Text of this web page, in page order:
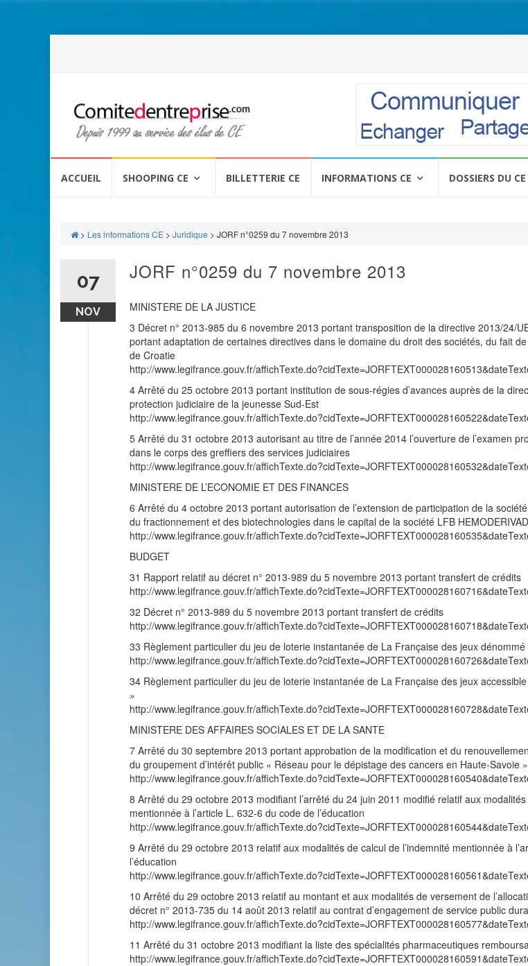
ACCUEIL SHOOPING CE BILLETTERIE CE INFORMATIONS CE DOSSIERS DU CE
> Les informations CE > Juridique > JORF n°0259 du 7 novembre 2013
07
NOV
JORF n°0259 du 7 novembre 2013
MINISTERE DE LA JUSTICE
3 Décret n° 2013-985 du 6 novembre 2013 portant transposition de la directive 2013/24/
portant adaptation de certaines directives dans le domaine du droit des sociétés, du fait
de Croatie
http://www.legifrance.gouv.fr/
4 Arrêté du 25 octobre 2013 portant institution de sous-régies d’avances auprès de la
protection judiciaire de la jeunesse Sud-Est
http://www.legifrance.gouv.fr/
5 Arrêté du 31 octobre 2013 autorisant au titre de l’année 2014 l’ouverture de l’examen
dans le corps des greffiers des services judiciaires
http://www.legifrance.gouv.fr/
MINISTERE DE L’ECONOMIE ET DES FINANCES
6 Arrêté du 4 octobre 2013 portant autorisation de l’extension de participation de la
du fractionnement et des biotechnologies dans le capital de la société LFB
http://www.legifrance.gouv.fr/
BUDGET
31 Rapport relatif au décret n° 2013-989 du 5 novembre 2013 portant transfert de crédits
http://www.legifrance.gouv.fr/
32 Décret n° 2013-989 du 5 novembre 2013 portant transfert de crédits
http://www.legifrance.gouv.fr/
33 Règlement particulier du jeu de loterie instantanée de La Française des jeux
http://www.legifrance.gouv.fr/
34 Règlement particulier du jeu de loterie instantanée de La Française des jeux
»
http://www.legifrance.gouv.fr/
MINISTERE DES AFFAIRES SOCIALES ET DE LA SANTE
7 Arrêté du 30 septembre 2013 portant approbation de la modification et du
du groupement d’intérêt public « Réseau pour le dépistage des cancers en Haute-Savoie »
http://www.legifrance.gouv.fr/
8 Arrêté du 29 octobre 2013 modifiant l’arrêté du 24 juin 2011 modifié relatif aux
mentionnée à l’article L. 632-6 du code de l’éducation
http://www.legifrance.gouv.fr/
9 Arrêté du 29 octobre 2013 relatif aux modalités de calcul de l’indemnité mentionnée à
l’éducation
http://www.legifrance.gouv.fr/
10 Arrêté du 29 octobre 2013 relatif au montant et aux modalités de versement de
décret n° 2013-735 du 14 août 2013 relatif au contrat d’engagement de service public
http://www.legifrance.gouv.fr/
11 Arrêté du 31 octobre 2013 modifiant la liste des spécialités pharmaceutiques
http://www.legifrance.gouv.fr/